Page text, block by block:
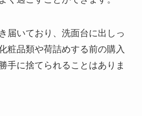
届いており、洗面台に出しっ
粧品類や荷詰めする前の購入
手に捨てられることはありま